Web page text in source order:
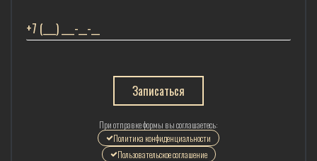
Записаться
При отправке формы вы соглашаетесь:
Политика конфиденциальности
Пользовательское соглашение